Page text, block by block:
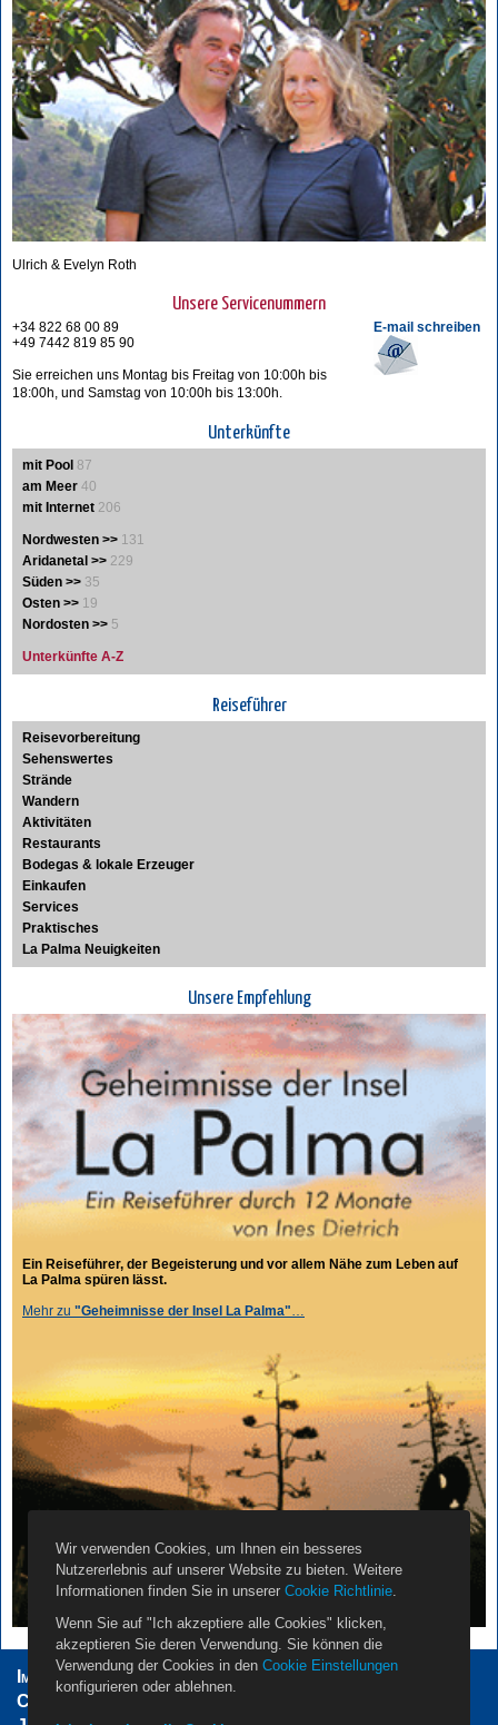
Ulrich & Evelyn Roth
Unsere Servicenummern
E-mail schreiben
+34 822 68 00 89
+49 7442 819 85 90
Sie erreichen uns Montag bis Freitag von 10:00h bis
18:00h, und Samstag von 10:00h bis 13:00h.
Unterkünfte
mit Pool 87
am Meer 40
mit Internet 206
Nordwesten >> 131
Aridanetal >> 229
Süden >> 35
Osten >> 19
Nordosten >> 5
Unterkünfte A-Z
Reiseführer
Reisevorbereitung
Sehenswertes
Strände
Wandern
Aktivitäten
Restaurants
Bodegas & lokale Erzeuger
Einkaufen
Services
Praktisches
La Palma Neuigkeiten
Unsere Empfehlung
Ein Reiseführer, der Begeisterung und vor allem Nähe zum Leben auf
La Palma spüren lässt.
Mehr zu "Geheimnisse der Insel La Palma"…
Impressum AGB
Datenschutzerklärung
Cookie Einstellungen
Wir verwenden Cookies, um Ihnen ein besseres
Nutzererlebnis auf unserer Website zu bieten. Weitere
Informationen finden Sie in unserer Cookie Richtlinie.
Wenn Sie auf "Ich akzeptiere alle Cookies" klicken,
akzeptieren Sie deren Verwendung. Sie können die
Verwendung der Cookies in den Cookie Einstellungen
konfigurieren oder ablehnen.